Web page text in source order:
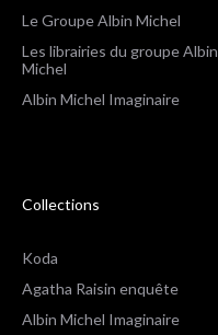
Le Groupe Albin Michel
Les librairies du groupe Albin
Michel
Albin Michel Imaginaire
Collections
Koda
Agatha Raisin enquête
Albin Michel Imaginaire